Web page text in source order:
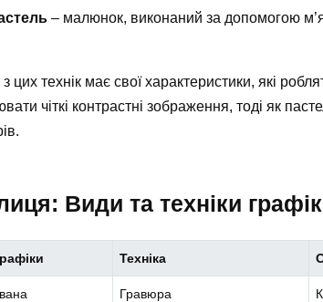
– малюнок, виконаний за допомогою
цих технік має свої характеристики, які
чіткі контрастні зображення, тоді як
Види та техніки
Техніка
Гравюра